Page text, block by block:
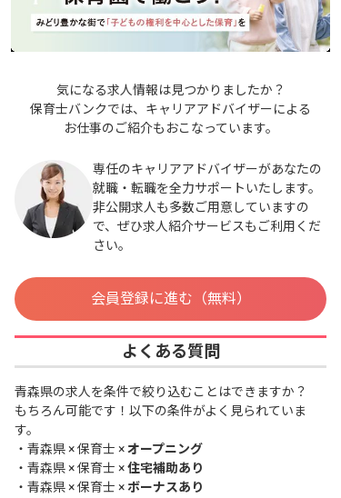
気になる求人情報は見つかりましたか？
保育士バンクでは、キャリアアドバイザーによる
お仕事のご紹介もおこなっています。
専任のキャリアアドバイザーがあなたの
就職・転職を全力サポートいたします。
非公開求人も多数ご用意していますの
で、ぜひ求人紹介サービスもご利用くだ
さい。
会員登録に進む（無料）
よくある質問
青森県の求人を条件で絞り込むことはできますか？
もちろん可能です！以下の条件がよく見られていま
す。
・ 青森県 × 保育士 ×オープニング
・ 青森県 × 保育士 ×住宅補助あり
・ 青森県 × 保育士 ×ボーナスあり